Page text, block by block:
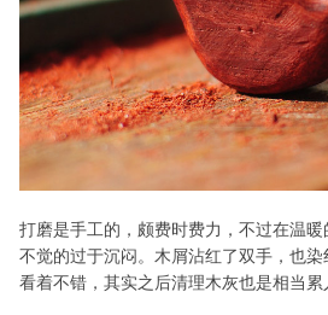
打磨是手工的，颇费时费力，不过在温
不觉的过于沉闷。木屑沾红了双手，也
看着不错，其实之后清理木灰也是相当累